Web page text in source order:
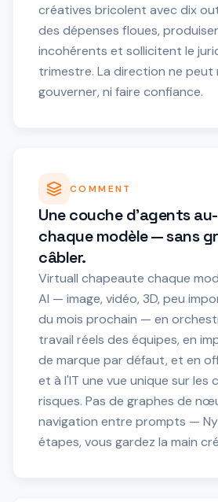
créatives bricolent avec dix
des dépenses floues,
incohérents et sollicitent le
trimestre. La direction ne peut
gouverner, ni faire confiance.
COMMENT
Une couche d'agents
chaque modèle — sans
câbler.
Virtuall chapeaute chaque
AI — image, vidéo, 3D, peu
du mois prochain — en
travail réels des équipes, en
de marque par défaut, et en
et à l'IT une vue unique sur les
risques. Pas de graphes de
navigation entre prompts —
étapes, vous gardez la main